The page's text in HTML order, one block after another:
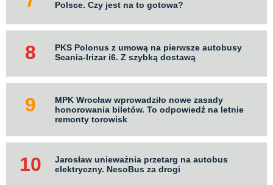
Polsce. Czy jest na to gotowa?
PKS Polonus z umową na pierwsze autobusy
Scania-Irizar i6. Z szybką dostawą
MPK Wrocław wprowadziło nowe zasady
honorowania biletów. To odpowiedź na letnie
remonty torowisk
Jarosław unieważnia przetarg na autobus
elektryczny. NesoBus za drogi